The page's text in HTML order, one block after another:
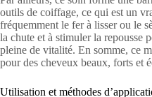
outils de coiffage, ce qui est un
fréquemment le fer à lisser ou le
la chute et à stimuler la repousse
pleine de vitalité. En somme, ce
pour des cheveux beaux, forts et
Utilisation et méthodes